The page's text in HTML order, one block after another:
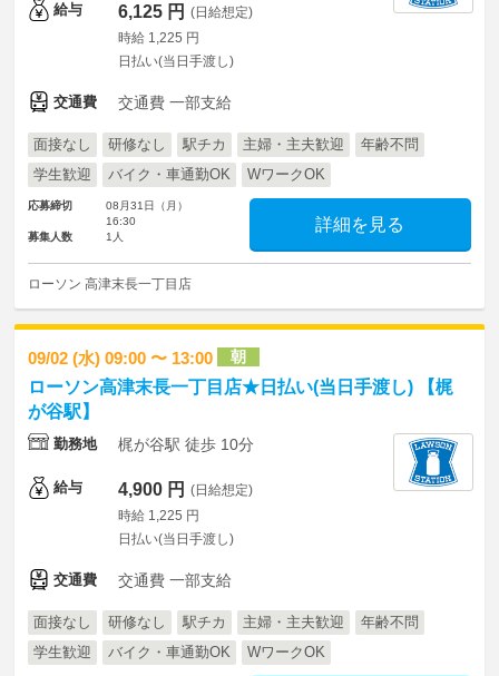
給与 6,125 円 (日給想定)
時給 1,225 円
日払い(当日手渡し)
交通費 交通費 一部支給
面接なし 研修なし 駅チカ 主婦・主夫歓迎
年齢不問
学生歓迎
バイク・車通勤OK WワークOK
応募締切
08月31日（月）
16:30
募集人数
1人
詳細を見る
ローソン 高津末長一丁目店
09/02 (水) 09:00 〜 13:00 朝
ローソン高津末長一丁目店★日払い(当日手渡し) 【梶
が谷駅】
勤務地 梶が谷駅 徒歩 10分
給与 4,900 円 (日給想定)
時給 1,225 円
日払い(当日手渡し)
交通費 交通費 一部支給
面接なし 研修なし 駅チカ 主婦・主夫歓迎
年齢不問
学生歓迎
バイク・車通勤OK WワークOK